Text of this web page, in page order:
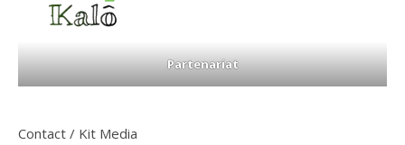
Partenariat
Contact / Kit Media